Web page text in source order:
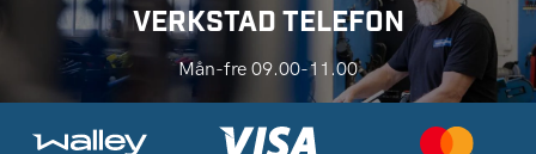
VERKSTAD TELEFON
Mån-fre 09.00-11.00